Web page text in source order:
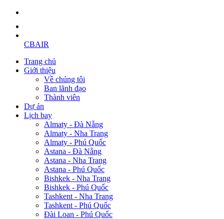
CBAIR
Trang chủ
Giới thiệu
Về chúng tôi
Ban lãnh đạo
Thành viên
Dự án
Lịch bay
Almaty - Đà Nẵng
Almaty - Nha Trang
Almaty - Phú Quốc
Astana - Đà Nẵng
Astana - Nha Trang
Astana - Phú Quốc
Bishkek - Nha Trang
Bishkek - Phú Quốc
Tashkent - Nha Trang
Tashkent - Phú Quốc
Đài Loan - Phú Quốc